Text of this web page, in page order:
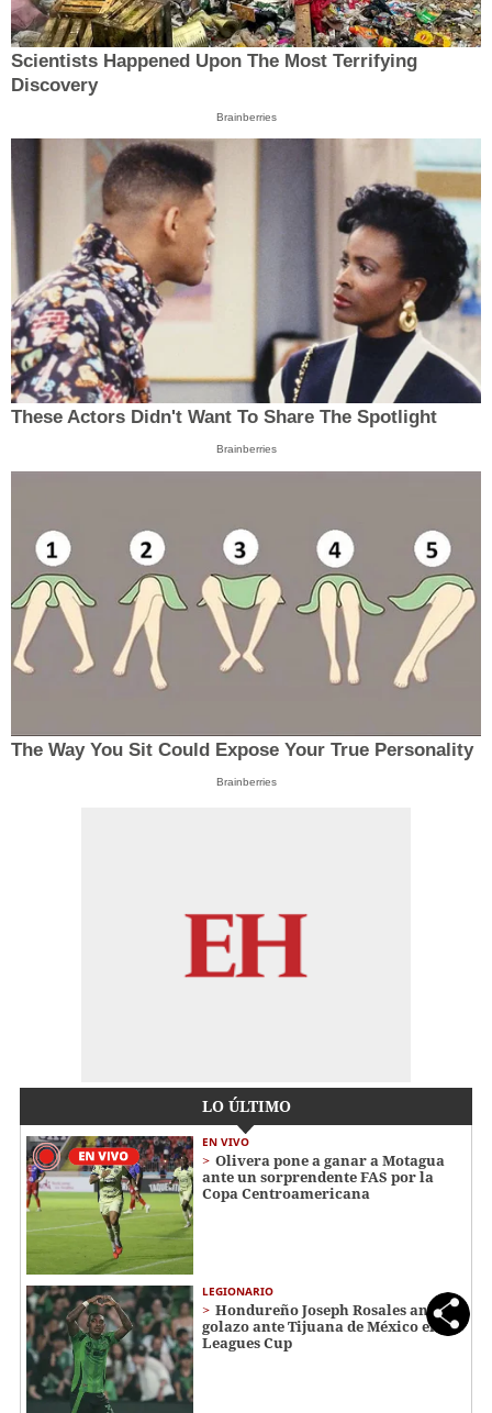
Scientists Happened Upon The Most Terrifying
Discovery
Brainberries
These Actors Didn't Want To Share The Spotlight
Brainberries
The Way You Sit Could Expose Your True Personality
Brainberries
LO ÚLTIMO
EN VIVO
Olivera pone a ganar a Motagua
ante un sorprendente FAS por la
Copa Centroamericana
LEGIONARIO
Hondureño Joseph Rosales anota
golazo ante Tijuana de México en la
Leagues Cup